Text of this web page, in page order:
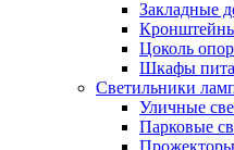
Закладные
Цоколь
Шкафы
Светильники
Уличные
Парковые
Прожекторы